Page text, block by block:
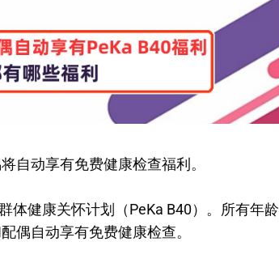
自动享有免费健康检查福利。
体健康关怀计划（PeKa B40）。所有年龄
偶自动享有免费健康检查。